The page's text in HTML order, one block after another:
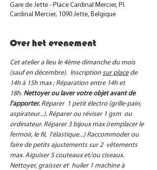
Gare de Jette - Place Cardinal Mercier, Pl.
Cardinal Mercier, 1090 Jette, Belgique
Over het evenement
Cet atelier a lieu le 4ème dimanche du mois
(sauf en décembre).  Inscription sur place de
14h à 15h max ; Réparation entre 14h et
18h. Nettoyer ou laver votre objet avant de
l'apporter. Réparer  1 petit électro (grille-pain,
aspirateur...). Réparer ou réviser 1 gsm  ou
ordinateur. Réparer 3 bijoux max (remplacer le
fermoir, le fil,  l'élastique...) Raccommoder ou
faire de petits ajustements sur 2  vêtements
max. Aiguiser 5 couteaux et/ou ciseaux.
Nettoyer, graisser et  huiler 1 machine à